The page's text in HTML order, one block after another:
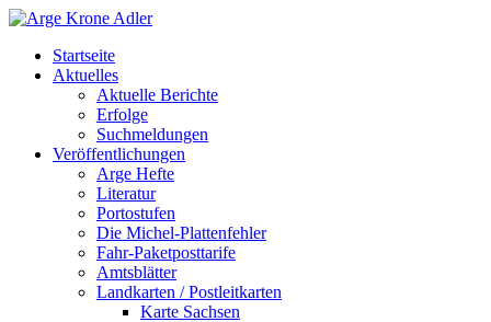
Startseite
Aktuelles
Aktuelle Berichte
Erfolge
Suchmeldungen
Veröffentlichungen
Arge Hefte
Literatur
Portostufen
Die Michel-Plattenfehler
Fahr-Paketposttarife
Amtsblätter
Landkarten / Postleitkarten
Karte Sachsen